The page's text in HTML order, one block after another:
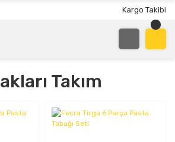
Kargo Takibi
Takım